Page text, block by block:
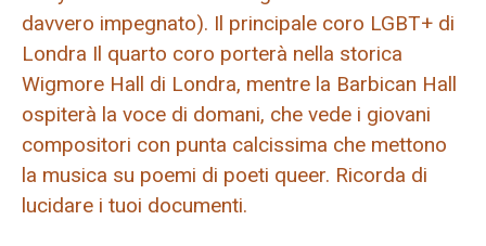
davvero impegnato). Il principale coro LGBT+ di
Londra Il quarto coro porterà nella storica
Wigmore Hall di Londra, mentre la Barbican Hall
ospiterà la voce di domani, che vede i giovani
compositori con punta calcissima che mettono
la musica su poemi di poeti queer. Ricorda di
lucidare i tuoi documenti.